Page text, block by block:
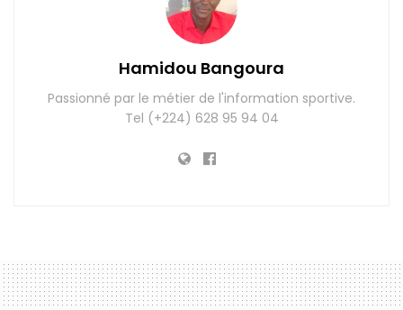
Hamidou Bangoura
Passionné par le métier de l'information sportive.
Tel (+224) 628 95 94 04